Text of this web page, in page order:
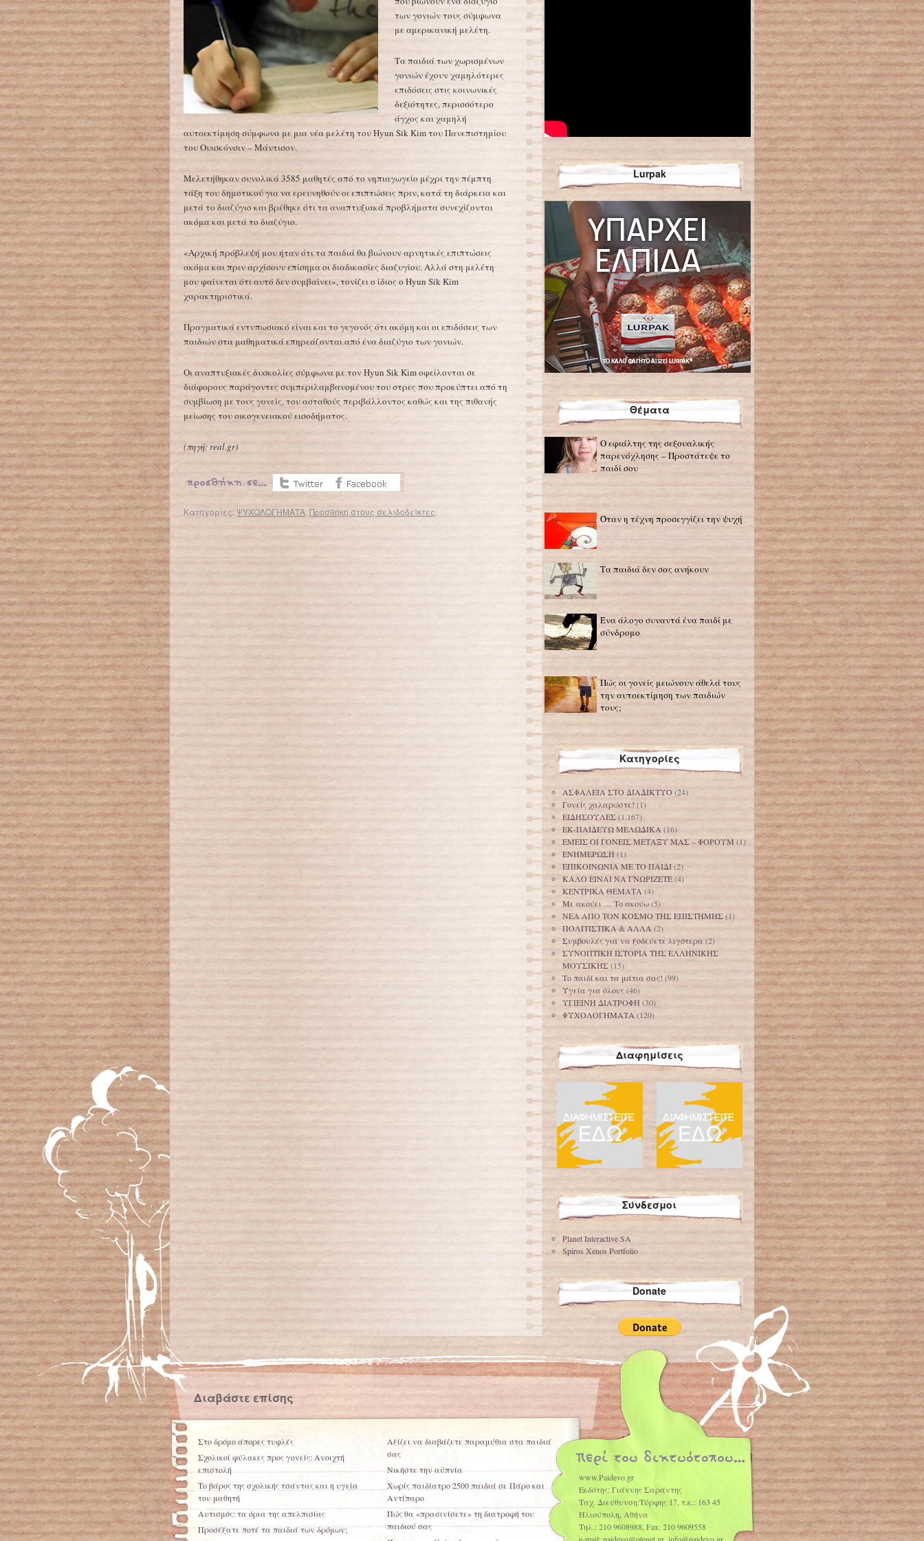
των γονιών τους σύμφωνα
με αμερικανική μελέτη.
Τα παιδιά των χωρισμένων
γονιών έχουν χαμηλότερες
επιδόσεις στις κοινωνικές
δεξιότητες, περισσότερο
άγχος και χαμηλή
αυτοεκτίμηση σύμφωνα με μια νέα μελέτη του Hyun Sik Kim του Πανεπιστημίου
του Ουισκόνσιν – Μάντισον.
Μελετήθηκαν συνολικά 3585 μαθητές από το νηπιαγωγείο μέχρι την πέμπτη
τάξη του δημοτικού για να ερευνηθούν οι επιπτώσεις πριν, κατά τη διάρκεια και
μετά το διαζύγιο και βρέθηκε ότι τα αναπτυξιακά προβλήματα συνεχίζονται
ακόμα και μετά το διαζύγιο.
«Αρχική πρόβλεψή μου ήταν ότι τα παιδιά θα βιώνουν αρνητικές επιπτώσεις
ακόμα και πριν αρχίσουν επίσημα οι διαδικασίες διαζυγίου. Αλλά στη μελέτη
μου φαίνεται ότι αυτό δεν συμβαίνει», τονίζει ο ίδιος ο Hyun Sik Kim
χαρακτηριστικά.
Πραγματικά εντυπωσιακό είναι και το γεγονός ότι ακόμη και οι επιδόσεις των
παιδιών στα μαθηματικά επηρεάζονται από ένα διαζύγιο των γονιών.
Οι αναπτυξιακές δυσκολίες σύμφωνα με τον Hyun Sik Kim οφείλονται σε
διάφορους παράγοντες συμπεριλαμβανομένου του στρες που προκύπτει από τη
συμβίωση με τους γονείς, του ασταθούς περιβάλλοντος καθώς και της πιθανής
μείωσης του οικογενειακού εισοδήματος.
(πηγή:real.gr)
Κατηγορίες: ΨΥΧΟΛΟΓΗΜΑΤΑ Προσθήκη στους σελιδοδείκτες.
Lurpak
Θέματα
Ο εφιάλτης της σεξουαλικής
παρενόχλησης – Προστάτεψε το
παιδί σου
Όταν η τέχνη προσεγγίζει την ψυχή
Τα παιδιά δεν σας ανήκουν
Ένα άλογο συναντά ένα παιδί με
σύνδρομο
Πώς οι γονείς μειώνουν άθελά τους
την αυτοεκτίμηση των παιδιών
τους;
Κατηγορίες
ΑΣΦΑΛΕΙΑ ΣΤΟ ΔΙΑΔΙΚΤΥΟ(24)
Γονείς χαλαρώστε! (1)
ΕΙΔΗΣΟΥΛΕΣ(1.167)
ΕΚ-ΠΑΙΔΕΥΩ ΜΕΛΩΔΙΚΑ (16)
ΕΜΕΙΣ ΟΙ ΓΟΝΕΙΣ ΜΕΤΑΞΥ ΜΑΣ – ΦΟΡΟΥΜ (1)
ΕΝΗΜΕΡΩΣΗ (1)
ΕΠΙΚΟΙΝΩΝΙΑ ΜΕ ΤΟ ΠΑΙΔΙ(2)
ΚΑΛΟ ΕΙΝΑΙ ΝΑ ΓΝΩΡΙΖΕΤΕ(4)
ΚΕΝΤΡΙΚΑ ΘΕΜΑΤΑ (4)
Με ακούει … Το ακούω(5)
ΝΕΑ ΑΠΟ ΤΟΝ ΚΟΣΜΟ ΤΗΣ ΕΠΙΣΤΗΜΗΣ(1)
ΠΟΛΙΤΙΣΤΙΚΑ & ΑΛΛΑ (2)
Συμβουλές για να ξοδεύετε λιγότερα (2)
ΣΥΝΟΠΤΙΚΗ ΙΣΤΟΡΙΑ ΤΗΣ ΕΛΛΗΝΙΚΗΣ
ΜΟΥΣΙΚΗΣ(15)
Το παιδί και τα μάτια σας! (99)
Υγεία για όλους(46)
ΥΓΙΕΙΝΗ ΔΙΑΤΡΟΦΗ (30)
ΨΥΧΟΛΟΓΗΜΑΤΑ (120)
Διαφημίσεις
Σύνδεσμοι
Planet Interactive SA
Spiros Xenos Portfolio
Donate
Διαβάστε επίσης
Στο δρόμο άπορες τυφλές
Σχολικοί φύλακες προς γονείς: Ανοιχτή
επιστολή
Το βάρος της σχολικής τσάντας και η υγεία
του μαθητή
Αυτισμός: τα όρια της απελπισίας
Προσέξατε ποτέ τα παιδιά των δρόμων;
Aξίζει να διαβάζετε παραμύθια στα παιδιά
σας
Νικήστε την αϋπνία
Χωρίς παιδίατρο 2500 παιδιά σε Πάρο και
Αντίπαρο
Πώς θα «πρασινίσετε» τη διατροφή του
παιδιού σας
www.Paidevo.gr
Εκδότης: Γιάννης Σαράντης
Ταχ. Διεύθυνση:Τύρφης 17, τ.κ.: 163 45
Ηλιούπολη, Αθήνα
Τηλ.: 210 9608988, Fax: 210 9609558